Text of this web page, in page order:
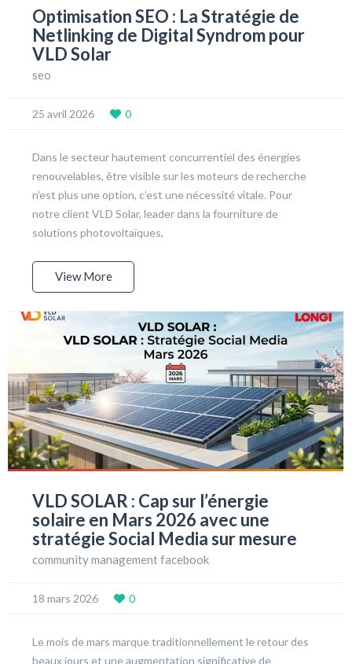
Optimisation SEO : La Stratégie de
Netlinking de Digital Syndrom pour
VLD Solar
seo
25 avril 2026 0
Dans le secteur hautement concurrentiel des énergies
renouvelables, être visible sur les moteurs de recherche
n’est plus une option, c’est une nécessité vitale. Pour
notre client VLD Solar, leader dans la fourniture de
solutions photovoltaïques,
View More
VLD SOLAR : Cap sur l’énergie
solaire en Mars 2026 avec une
stratégie Social Media sur mesure
community management facebook
18 mars 2026 0
Le mois de mars marque traditionnellement le retour des
beaux jours et une augmentation significative de